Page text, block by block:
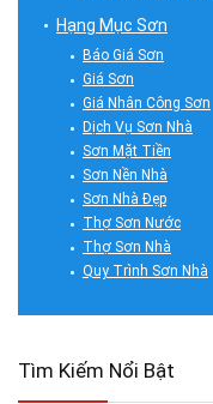
Hạng Mục Sơn
Báo Giá Sơn
Giá Sơn
Giá Nhân Công Sơn
Dịch Vụ Sơn Nhà
Sơn Mặt Tiền
Sơn Nền Nhà
Sơn Nhà Đẹp
Thợ Sơn Nước
Thợ Sơn Nhà
Quy Trình Sơn Nhà
Tìm Kiếm Nổi Bật